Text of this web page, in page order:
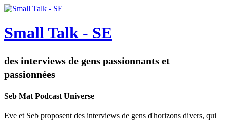
Small Talk - SE
des interviews de gens passionnants et
passionnées
Seb Mat Podcast Universe
Eve et Seb proposent des interviews de gens d'horizons divers, qui